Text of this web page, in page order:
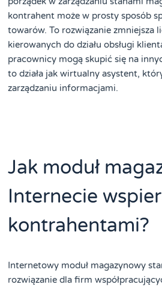
kontrahent może w prosty sposób
towarów. To rozwiązanie zmniejsza
kierowanych do działu obsługi
pracownicy mogą skupić się na
to działa jak wirtualny asystent,
zarządzaniu informacjami.
Jak moduł
Internecie
kontrahentami?
Internetowy moduł magazynowy
rozwiązanie dla firm